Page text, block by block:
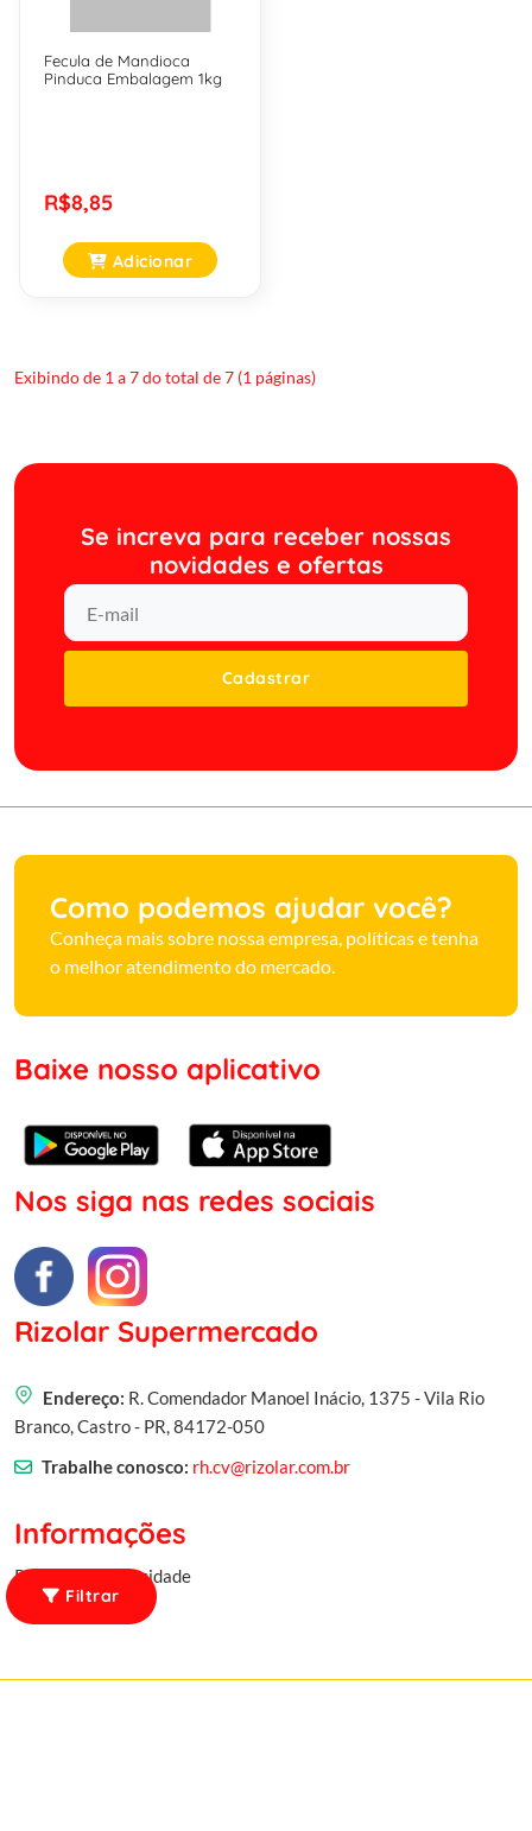
Fecula de Mandioca
Pinduca Embalagem 1kg
R$8,85
Adicionar
Exibindo de 1 a 7 do total de 7 (1 páginas)
Filtrar
Se increva para receber nossas
novidades e ofertas
Cadastrar
Como podemos ajudar você?
Conheça mais sobre nossa empresa, políticas e tenha
o melhor atendimento do mercado.
Baixe nosso aplicativo
Nos siga nas redes sociais
Rizolar Supermercado
Endereço: R. Comendador Manoel Inácio, 1375 - Vila Rio
Branco, Castro - PR, 84172-050
Trabalhe conosco: rh.cv@rizolar.com.br
Informações
Política de privacidade